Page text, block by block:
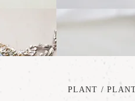
PLANT / PLANT